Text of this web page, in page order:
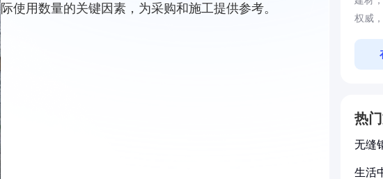
际使用数量的关键因素，为采购和施工提供参考。
权威
热
无缝
生活